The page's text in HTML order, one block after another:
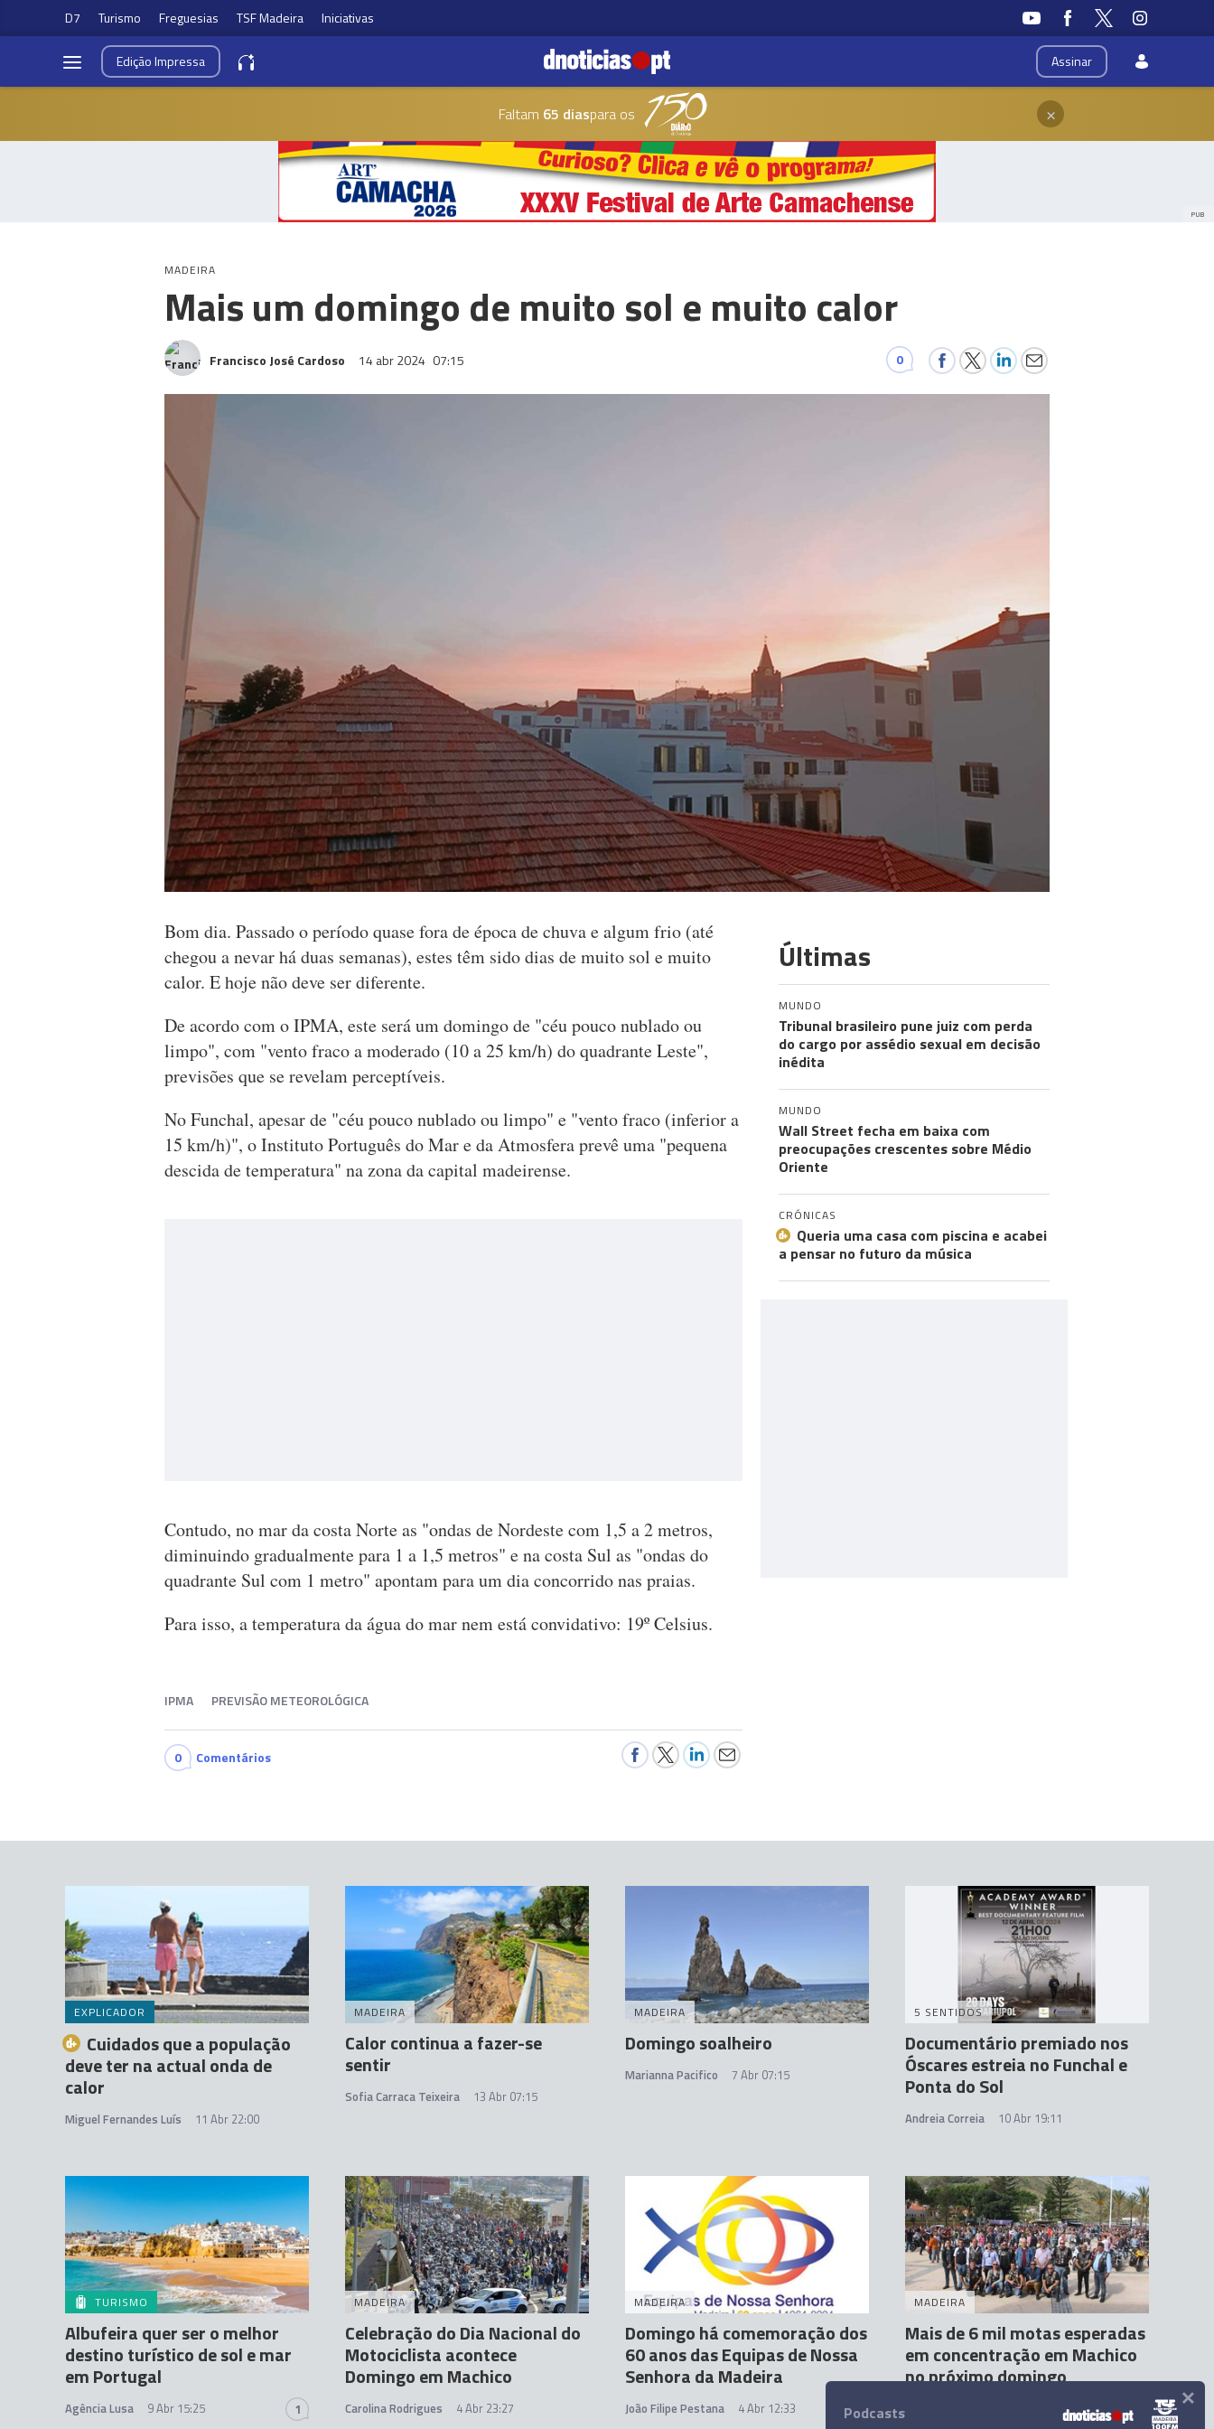
D7 Turismo Freguesias TSF Madeira Iniciativas
Assinar
EdiçãoImpressa
Faltam 65 diaspara os ×
PUB
MADEIRA
Mais um domingo de muito sol e muito calor
Francisco José Cardoso 14 abr 2024 07:15 0
Bom dia. Passado o período quase fora de época de chuva e algum frio (até
chegou a nevar há duas semanas), estes têm sido dias de muito sol e muito
calor. E hoje não deve ser diferente.
De acordo com o IPMA, este será um domingo de "céu pouco nublado ou
limpo", com "vento fraco a moderado (10 a 25 km/h) do quadrante Leste",
previsões que se revelam perceptíveis.
No Funchal, apesar de "céu pouco nublado ou limpo" e "vento fraco (inferior a
15 km/h)", o Instituto Português do Mar e da Atmosfera prevê uma "pequena
descida de temperatura" na zona da capital madeirense.
Contudo, no mar da costa Norte as "ondas de Nordeste com 1,5 a 2 metros,
diminuindo gradualmente para 1 a 1,5 metros" e na costa Sul as "ondas do
quadrante Sul com 1 metro" apontam para um dia concorrido nas praias.
Para isso, a temperatura da água do mar nem está convidativo: 19º Celsius.
IPMA PREVISÃO METEOROLÓGICA
0 Comentários
Últimas
MUNDO
Tribunal brasileiro pune juiz com perda
do cargo por assédio sexual em decisão
inédita
MUNDO
Wall Street fecha em baixa com
preocupações crescentes sobre Médio
Oriente
CRÓNICAS
Queria uma casa com piscina e acabei
a pensar no futuro da música
EXPLICADOR
Cuidados que a população
deve ter na actual onda de
calor
Miguel Fernandes Luís 11 Abr 22:00
MADEIRA
Calor continua a fazer-se
sentir
Sofia Carraca Teixeira 13 Abr 07:15
MADEIRA
Domingo soalheiro
Marianna Pacifico 7 Abr 07:15
5 SENTIDOS
Documentário premiado nos
Óscares estreia no Funchal e
Ponta do Sol
Andreia Correia 10 Abr 19:11
TURISMO
Albufeira quer ser o melhor
destino turístico de sol e mar
em Portugal
Agência Lusa 9 Abr 15:25 1
MADEIRA
Celebração do Dia Nacional do
Motociclista acontece
Domingo em Machico
Carolina Rodrigues 4 Abr 23:27
MADEIRA
Domingo há comemoração dos
60 anos das Equipas de Nossa
Senhora da Madeira
João Filipe Pestana 4 Abr 12:33
MADEIRA
Mais de 6 mil motas esperadas
em concentração em Machico
no próximo domingo
Podcasts ×